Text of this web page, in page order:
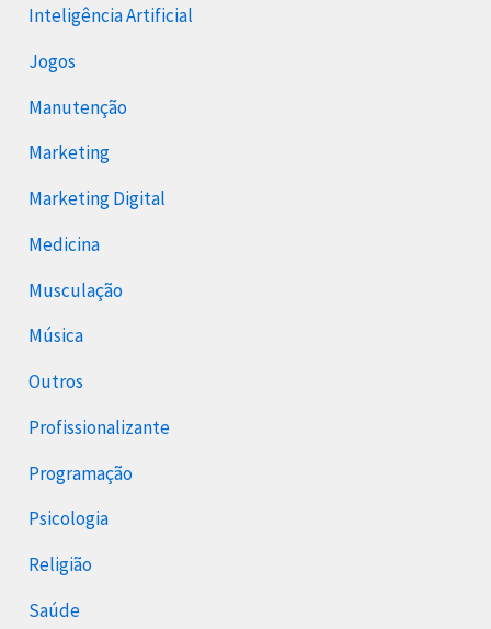
Inteligência Artificial
Jogos
Manutenção
Marketing
Marketing Digital
Medicina
Musculação
Música
Outros
Profissionalizante
Programação
Psicologia
Religião
Saúde